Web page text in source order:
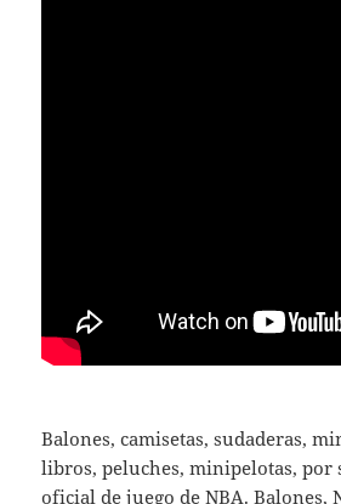
Balones, camisetas, sudaderas,
libros, peluches, minipelotas, por
oficial de juego de NBA. Balones,